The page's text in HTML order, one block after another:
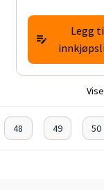
Legg
48 49 50